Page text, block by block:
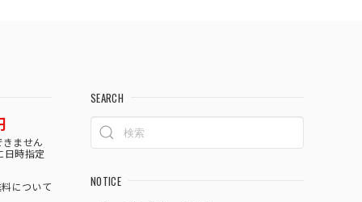
きません
日時指定
について
SEARCH
NOTICE